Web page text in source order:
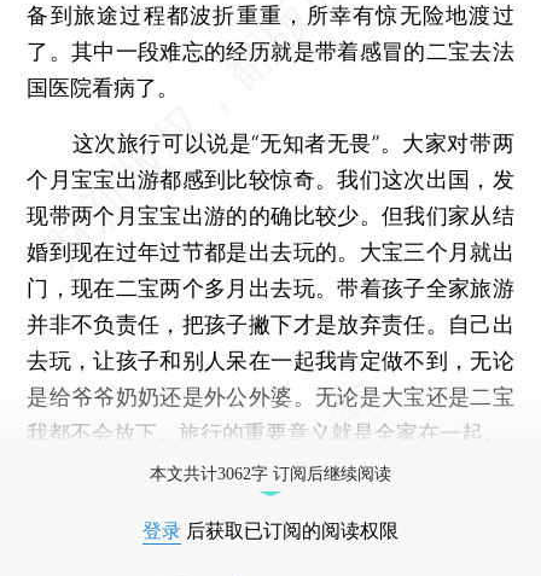
备到旅途过程都波折重重，所幸有惊无险地渡过
了。其中一段难忘的经历就是带着感冒的二宝去法
国医院看病了。
这次旅行可以说是“无知者无畏”。大家对带两
个月宝宝出游都感到比较惊奇。我们这次出国，发
现带两个月宝宝出游的的确比较少。但我们家从结
婚到现在过年过节都是出去玩的。大宝三个月就出
门，现在二宝两个多月出去玩。带着孩子全家旅游
并非不负责任，把孩子撇下才是放弃责任。自己出
去玩，让孩子和别人呆在一起我肯定做不到，无论
是给爷爷奶奶还是外公外婆。无论是大宝还是二宝
我都不会放下。旅行的重要意义就是全家在一起。
本文共计3062字 订阅后继续阅读
登录 后获取已订阅的阅读权限